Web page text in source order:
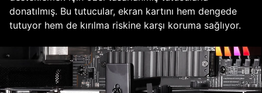
donatılmış. Bu tutucular, ekran kartını hem dengede
tutuyor hem de kırılma riskine karşı koruma sağlıyor.